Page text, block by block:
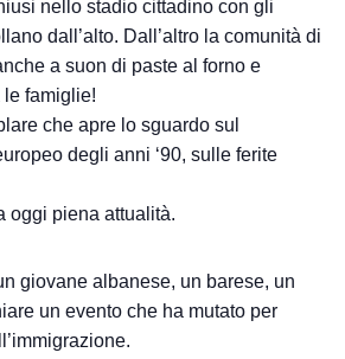
nello stadio cittadino con gli
dall’alto. Dall’altro la comunità di
a suon di paste al forno e
le famiglie!
che apre lo sguardo sul
degli anni ‘90, sulle ferite
oggi piena attualità.
giovane albanese, un barese, un
un evento che ha mutato per